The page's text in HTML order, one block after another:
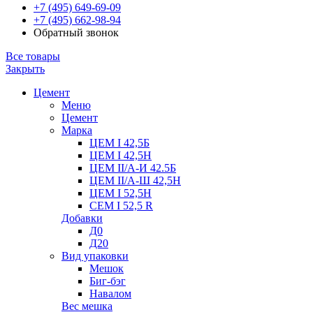
+7 (495) 649-69-09
+7 (495) 662-98-94
Обратный звонок
Все товары
Закрыть
Цемент
Меню
Цемент
Марка
ЦЕМ I 42,5Б
ЦЕМ I 42,5Н
ЦЕМ II/А-И 42.5Б
ЦЕМ II/А-Ш 42,5Н
ЦЕМ I 52,5Н
CEM I 52,5 R
Добавки
Д0
Д20
Вид упаковки
Мешок
Биг-бэг
Навалом
Вес мешка